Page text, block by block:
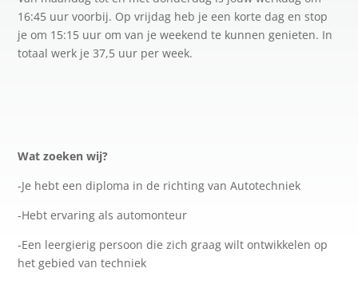
16:45 uur voorbij. Op vrijdag heb je een korte dag en stop
je om 15:15 uur om van je weekend te kunnen genieten. In
totaal werk je 37,5 uur per week.
Wat zoeken wij?
-Je hebt een diploma in de richting van Autotechniek
-Hebt ervaring als automonteur
-Een leergierig persoon die zich graag wilt ontwikkelen op
het gebied van techniek